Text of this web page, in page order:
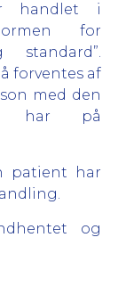
handlet i
for
forventes af
med den
har på
patient har
og